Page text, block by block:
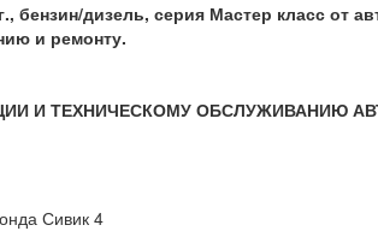
бензин/дизель, серия Мастер класс от
и ремонту.
И ТЕХНИЧЕСКОМУ ОБСЛУЖИВАНИЮ
Сивик 4